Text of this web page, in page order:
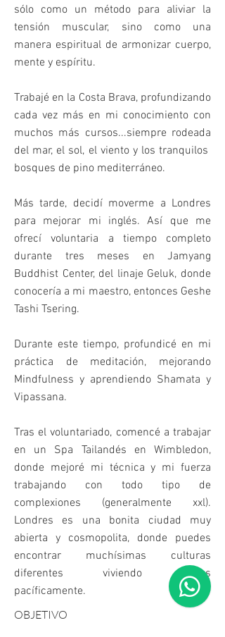
sólo como un método para aliviar la
tensión muscular, sino como una
manera espiritual de armonizar cuerpo,
mente y espíritu.
Trabajé en la Costa Brava, profundizando
cada vez más en mi conocimiento con
muchos más cursos...siempre rodeada
del mar, el sol, el viento y los tranquilos
bosques de pino mediterráneo.
Más tarde, decidí moverme a Londres
para mejorar mi inglés. Así que me
ofrecí voluntaria a tiempo completo
durante tres meses en Jamyang
Buddhist Center, del linaje Geluk, donde
conocería a mi maestro, entonces Geshe
Tashi Tsering.
Durante este tiempo, profundicé en mi
práctica de meditación, mejorando
Mindfulness y aprendiendo Shamata y
Vipassana.
Tras el voluntariado, comencé a trabajar
en un Spa Tailandés en Wimbledon,
donde mejoré mi técnica y mi fuerza
trabajando con todo tipo de
complexiones (generalmente xxl).
Londres es una bonita ciudad muy
abierta y cosmopolita, donde puedes
encontrar muchísimas culturas
diferentes viviendo juntas
pacíficamente.
OBJETIVO